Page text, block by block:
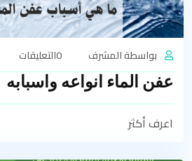
بواسطة المشرف
عفن الماء انواعه واسبابه
اعرف أكثر